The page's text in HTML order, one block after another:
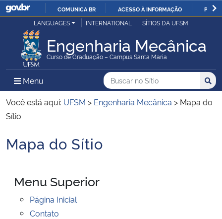
IR
O
COMUNICA BR ACESSO À INFORMAÇÃO
Ministério da Justiça e Segurança Pública
Ministério da Defesa
Ministério das Relações Exteriores
Ministério da Infraestrutura
Ministério da Agricultura, Pecuária e Abastecimento
Ministério da Educação
LANGUAGES INTERNATIONAL SÍTIOS DA UFSM
Engenharia Mecânica
Curso de Graduação – Campus Santa Maria
Menu Menu Principal do Sítio
Busca
Buscar no no Sítio
Busca:
Você está aqui: UFSM > Engenharia Mecânica > Mapa do
Sítio
Início do conteúdo
Mapa do Sítio
Menu Superior
Página Inicial
Contato